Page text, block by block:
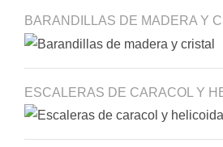
BARANDILLAS DE MADERA Y
ESCALERAS DE CARACOL Y